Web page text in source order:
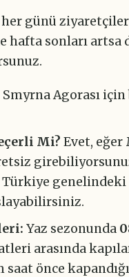
her günü
sonları artsa
Smyrna Agorası
Mi? Evet, eğer
Türkiye
Yaz sezonunda
arasında
saat önce